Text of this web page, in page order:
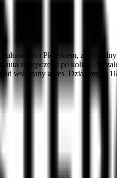
i Płońskiem, z
zastępczego po kolizji.
wskazany adres. Działamy w